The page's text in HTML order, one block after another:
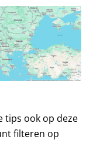
tips ook op deze
filteren op